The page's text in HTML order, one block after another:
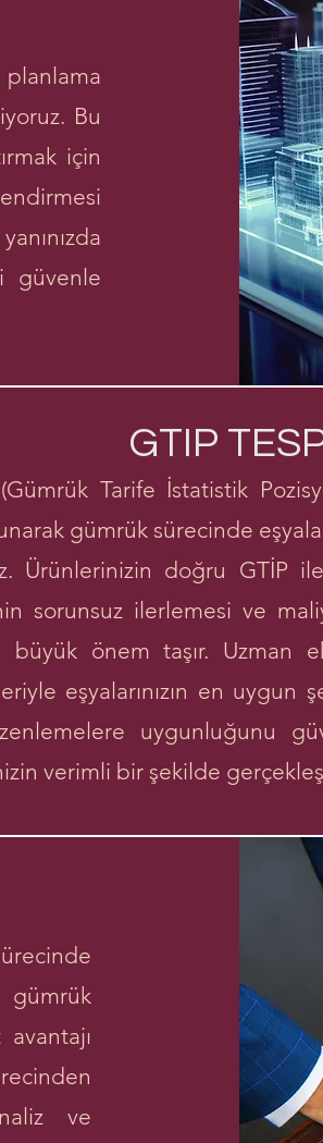
Bu
için
güvenle
GTIP
Tarife İstatistik
gümrük sürecinde
Ürünlerinizin doğru GTİP
sorunsuz ilerlemesi ve
büyük önem taşır. Uzman
eşyalarınızın en uygun
uygunluğunu
verimli bir şekilde
gümrük
ve